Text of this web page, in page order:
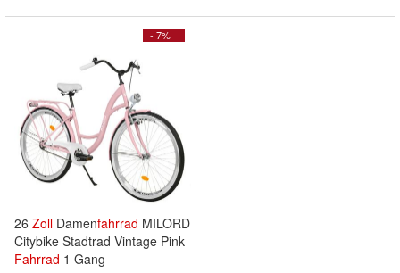
- 7%
26 Zoll Damenfahrrad MILORD
Citybike Stadtrad Vintage Pink
Fahrrad 1 Gang